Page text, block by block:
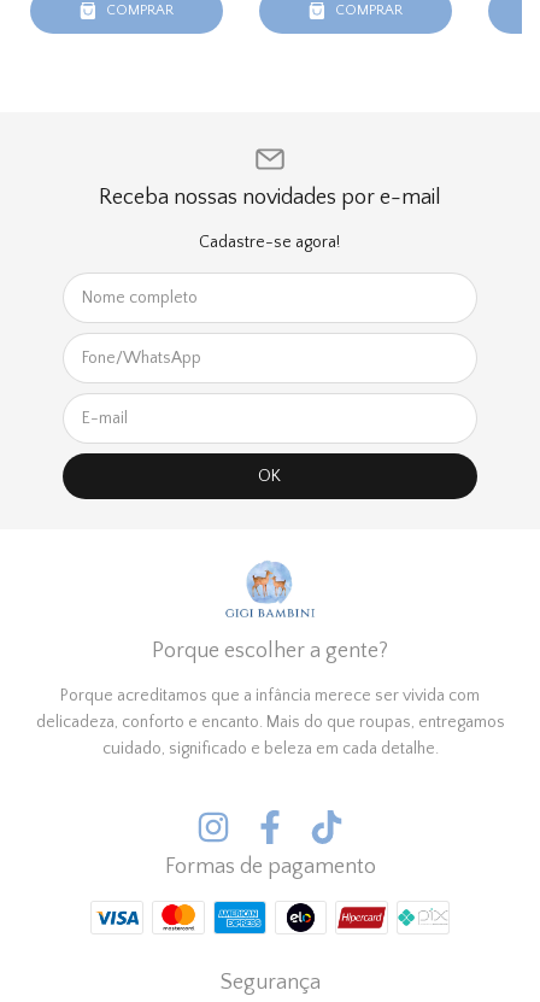
COMPRAR COMPRAR
Receba nossas novidades por e-mail
Cadastre-se agora!
Porque escolher a gente?
Porque acreditamos que a infância merece ser vivida com
delicadeza, conforto e encanto. Mais do que roupas, entregamos
cuidado, significado e beleza em cada detalhe.
Formas de pagamento
Segurança